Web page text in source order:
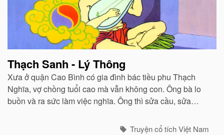
Thạch Sanh - Lý Thông
Xưa ở quận Cao Bình có gia đình bác tiều phu Thạch
Nghĩa, vợ chồng tuổi cao mà vẫn không con. Ông bà lo
buồn và ra sức làm việc nghĩa. Ông thì sửa cầu, sửa
Truyện cổ tích Việt Nam